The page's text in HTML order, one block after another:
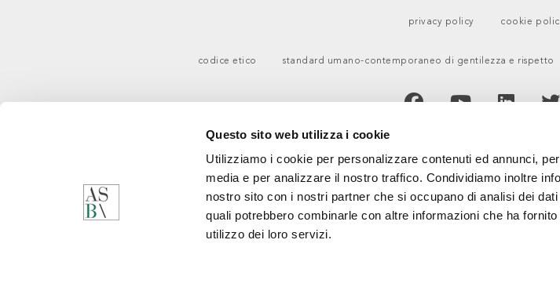
Questo sito web utilizza i cookie
Utilizziamo i cookie per personalizzare contenuti ed annunci,
media e per analizzare il nostro traffico. Condividiamo inoltre
nostro sito con i nostri partner che si occupano di analisi dei
quali potrebbero combinarle con altre informazioni che ha
utilizzo dei loro servizi.
privacy policy cookie
codice etico standard umano-contemporaneo di gentilezza e rispetto